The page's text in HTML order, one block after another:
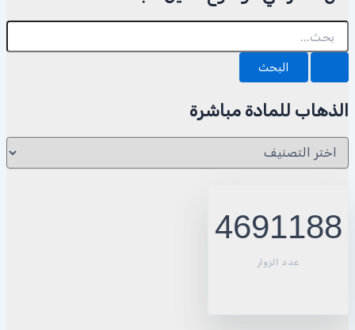
البحث
عن:
الذهاب للمادة مباشرة
الذهاب
للمادة
4691188
عدد الزوار